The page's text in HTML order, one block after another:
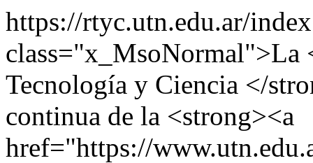
https://rtyc.utn.edu.ar/
class="x_MsoNormal">La
Tecnología y Ciencia </
continua de la <strong><a
href="https://